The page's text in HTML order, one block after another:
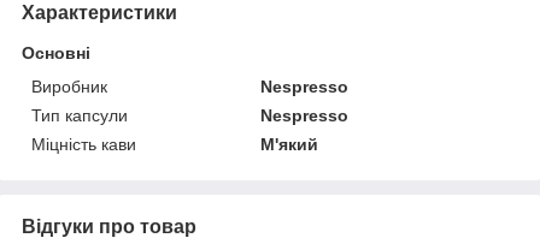
Характеристики
Основні
Виробник
Nespresso
Тип капсули
Nespresso
Міцність кави
М'який
Відгуки про товар